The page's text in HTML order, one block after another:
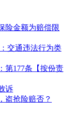
险金额为赔偿限
交通违法行为类
第177条【按份责
诉
盗抢险赔否？